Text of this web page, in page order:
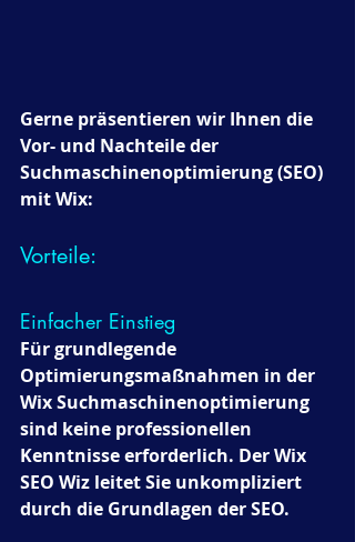
Gerne präsentieren wir Ihnen die
Vor- und Nachteile der
Suchmaschinenoptimierung (SEO)
mit Wix:
Vorteile:
Einfacher Einstieg
Für grundlegende
Optimierungsmaßnahmen in der
Wix Suchmaschinenoptimierung
sind keine professionellen
Kenntnisse erforderlich. Der Wix
SEO Wiz leitet Sie unkompliziert
durch die Grundlagen der SEO.